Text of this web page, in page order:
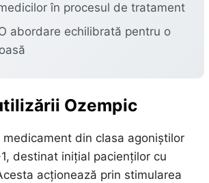
în procesul de tratament
abordare echilibrată pentru o
Ozempic
medicament din clasa agoniștilor
destinat inițial pacienților cu
acționează prin stimularea